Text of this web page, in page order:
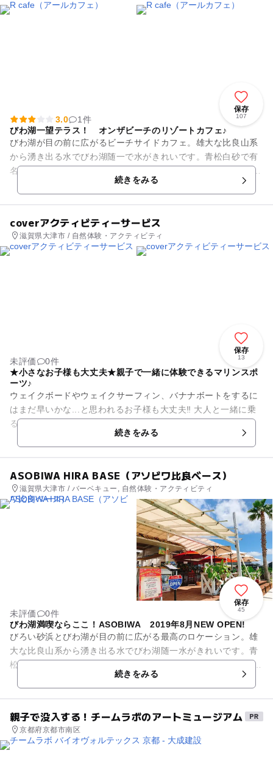
保存
107
3.0
1件
びわ湖一望テラス！ オンザビーチのリゾートカフェ♪
びわ湖が目の前に広がるビーチサイドカフェ。雄大な比良山系
から湧き出る水でびわ湖随一で水がきれいです。青松白砂で有
名な雄松が崎のすぐ隣。 絶景カフェでお友達やご家族、愛犬と
も一緒にお食事が楽しめ...続きをみる
coverアクティビティーサービス
滋賀県大津市 / 自然体験・アクティビティ
保存
13
未評価
0件
★小さなお子様も大丈夫★親子で一緒に体験できるマリンスポ
ーツ♪
ウェイクボードやウェイクサーフィン、バナナボートをするに
はまだ早いかな...と思われるお子様も大丈夫‼︎ 大人と一緒に乗
る事ができるSUPウェイクボードなら安心して楽しめます♪ 通
続きをみる
ASOBIWA HIRA BASE（アソビワ比良ベース）
滋賀県大津市 / バーベキュー, 自然体験・アクティビティ
保存
45
未評価
0件
びわ湖満喫ならここ！ASOBIWA 2019年8月NEW OPEN!
びろい砂浜とびわ湖が目の前に広がる最高のロケーション。雄
大な比良山系から湧き出る水でびわ湖随一水がきれいです。青
松白砂で有名な雄松が崎のすぐ隣。 BBQやオートキャンプ、S
続きをみる
親子で没入する！チームラボのアートミュージアム
京都府京都市南区